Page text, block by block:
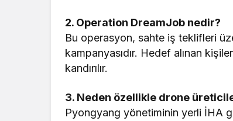
2. Operation DreamJob nedir?
Bu operasyon, sahte iş teklifleri
kampanyasıdır. Hedef alınan
kandırılır.
3. Neden özellikle drone
Pyongyang yönetiminin yerli İHA